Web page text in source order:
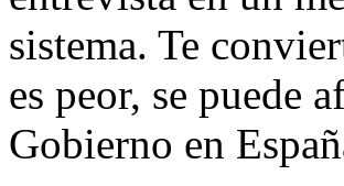
sistema. Te
es peor, se puede
Gobierno en